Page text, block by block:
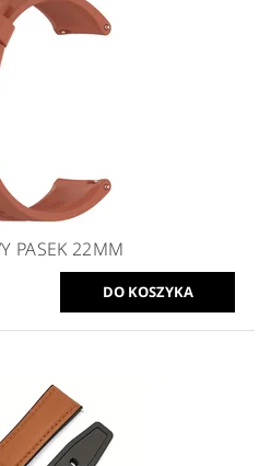
PASEK 22MM